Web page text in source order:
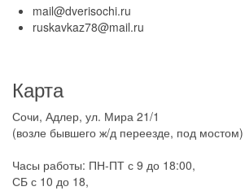
mail@dverisochi.ru
ruskavkaz78@mail.ru
Карта
Сочи, Адлер, ул. Мира 21/1
(возле бывшего ж/д переезде, под мостом)
Часы работы: ПН-ПТ с 9 до 18:00,
СБ с 10 до 18,